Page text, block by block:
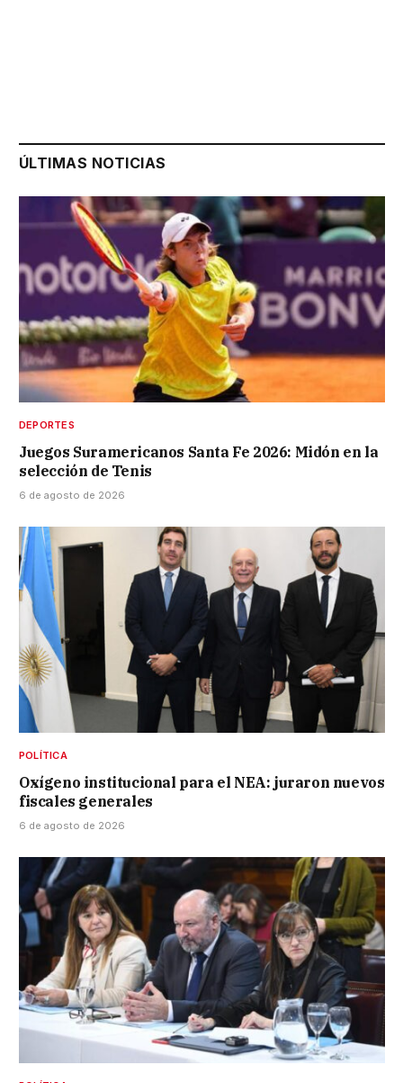
ÚLTIMAS NOTICIAS
DEPORTES
Juegos Suramericanos Santa Fe 2026: Midón en la
selección de Tenis
6 de agosto de 2026
POLÍTICA
Oxígeno institucional para el NEA: juraron nuevos
fiscales generales
6 de agosto de 2026